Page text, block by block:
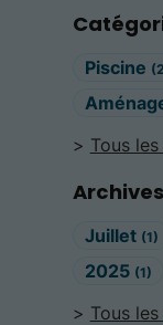
Piscine
Tous
Archives
Juillet (1)
2025 (1)
Tous